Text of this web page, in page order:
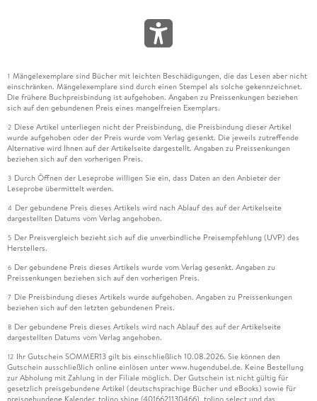
1 Mängelexemplare sind Bücher mit leichten Beschädigungen, die das Lesen aber nicht
einschränken. Mängelexemplare sind durch einen Stempel als solche gekennzeichnet.
Die frühere Buchpreisbindung ist aufgehoben. Angaben zu Preissenkungen beziehen
sich auf den gebundenen Preis eines mangelfreien Exemplars.
2 Diese Artikel unterliegen nicht der Preisbindung, die Preisbindung dieser Artikel
wurde aufgehoben oder der Preis wurde vom Verlag gesenkt. Die jeweils zutreffende
Alternative wird Ihnen auf der Artikelseite dargestellt. Angaben zu Preissenkungen
beziehen sich auf den vorherigen Preis.
3 Durch Öffnen der Leseprobe willigen Sie ein, dass Daten an den Anbieter der
Leseprobe übermittelt werden.
4 Der gebundene Preis dieses Artikels wird nach Ablauf des auf der Artikelseite
dargestellten Datums vom Verlag angehoben.
5 Der Preisvergleich bezieht sich auf die unverbindliche Preisempfehlung (UVP) des
Herstellers.
6 Der gebundene Preis dieses Artikels wurde vom Verlag gesenkt. Angaben zu
Preissenkungen beziehen sich auf den vorherigen Preis.
7 Die Preisbindung dieses Artikels wurde aufgehoben. Angaben zu Preissenkungen
beziehen sich auf den letzten gebundenen Preis.
8 Der gebundene Preis dieses Artikels wird nach Ablauf des auf der Artikelseite
dargestellten Datums vom Verlag angehoben.
12 Ihr Gutschein SOMMER13 gilt bis einschließlich 10.08.2026. Sie können den
Gutschein ausschließlich online einlösen unter www.hugendubel.de. Keine Bestellung
zur Abholung mit Zahlung in der Filiale möglich. Der Gutschein ist nicht gültig für
gesetzlich preisgebundene Artikel (deutschsprachige Bücher und eBooks) sowie für
preisgebundene Kalender, tolino shine (4016621130466), tolino select und das